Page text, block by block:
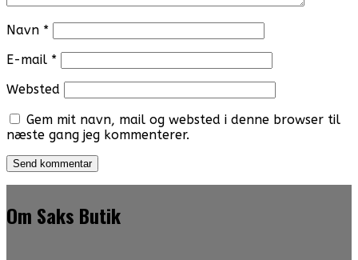
Navn *
E-mail *
Websted
Gem mit navn, mail og websted i denne browser til
næste gang jeg kommenterer.
Om Saks Butik